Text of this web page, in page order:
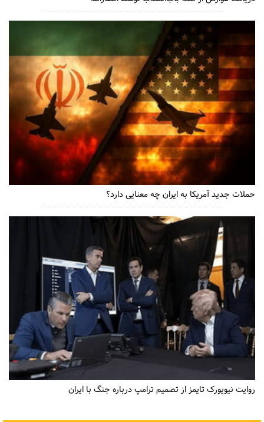
حملات جدید آمریکا به ایران چه معنایی دارد؟
روایت نیویورک تایمز از تصمیم ترامپ درباره جنگ با ایران